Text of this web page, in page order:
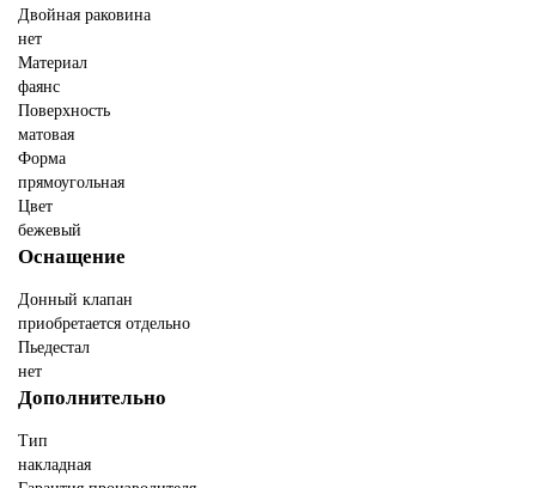
Двойная раковина
нет
Материал
фаянс
Поверхность
матовая
Форма
прямоугольная
Цвет
бежевый
Оснащение
Донный клапан
приобретается отдельно
Пьедестал
нет
Дополнительно
Тип
накладная